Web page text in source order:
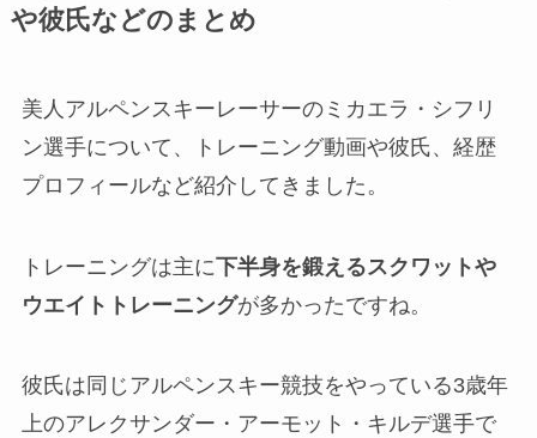
や彼氏などのまとめ
美人アルペンスキーレーサーのミカエラ・シフリ
ン選手について、トレーニング動画や彼氏、経歴
プロフィールなど紹介してきました。
トレーニングは主に下半身を鍛えるスクワットや
ウエイトトレーニングが多かったですね。
彼氏は同じアルペンスキー競技をやっている3歳年
上のアレクサンダー・アーモット・キルデ選手で